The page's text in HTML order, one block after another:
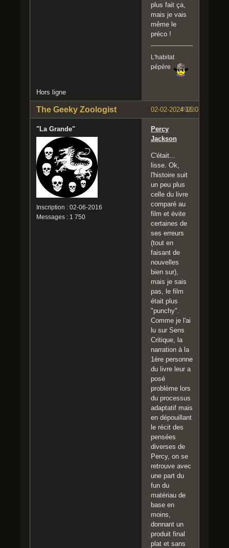
plus fait ça,
mais je vais
même le
préco !
L'habitat
pépère
Hors ligne
#923
02-02-2024 16:07:52
The Geeky Zoologist
"La Grande"
Inscription : 02-06-2016
Messages : 1 750
Percy
Jackson
C'était...
lisse. Ok,
l'histoire suit
un peu plus
celle du livre
comparé au
film et évite
certaines de
ses erreurs
(tout en
faisant de
nouvelles
bien sur),
mais je sais
pas, le film
était plus
"punchy".
Comme je l'ai
lu sur Sens
Critique, la
narration à la
1ère personne
du livre leur a
posé
problème lors
du processus
adaptatif mais
en dépouillant
le récit des
pensées
diverses de
Percy, on se
retrouve avec
une part du
fun du
matériau de
base en
moins,
donnant un
produit final
plat et sans